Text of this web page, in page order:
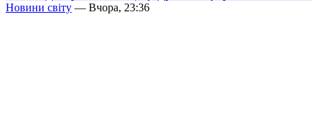
Новини світу — Вчора, 23:36